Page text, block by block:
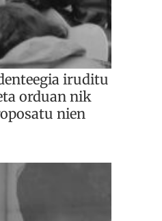
iruditu
orduan nik
nien